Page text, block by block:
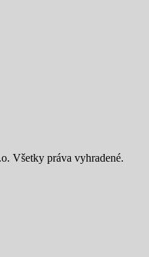
Všetky práva vyhradené.